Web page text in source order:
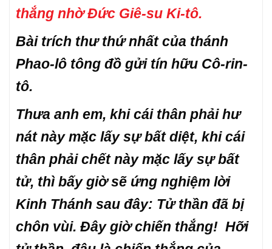
thắng nhờ Đức Giê-su Ki-tô.
Bài trích thư thứ nhất của thánh
Phao-lô tông đồ gửi tín hữu Cô-rin-
tô.
Thưa anh em, khi cái thân phải hư
nát này mặc lấy sự bất diệt, khi cái
thân phải chết này mặc lấy sự bất
tử, thì bấy giờ sẽ ứng nghiệm lời
Kinh Thánh sau đây: Tử thần đã bị
chôn vùi. Đây giờ chiến thắng! Hỡi